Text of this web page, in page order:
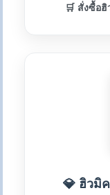
🛒 สั่งซื้อฮิ
💎 ฮิวมิ